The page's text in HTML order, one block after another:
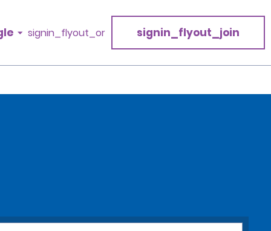
signin_flyout_or signin_flyout_join